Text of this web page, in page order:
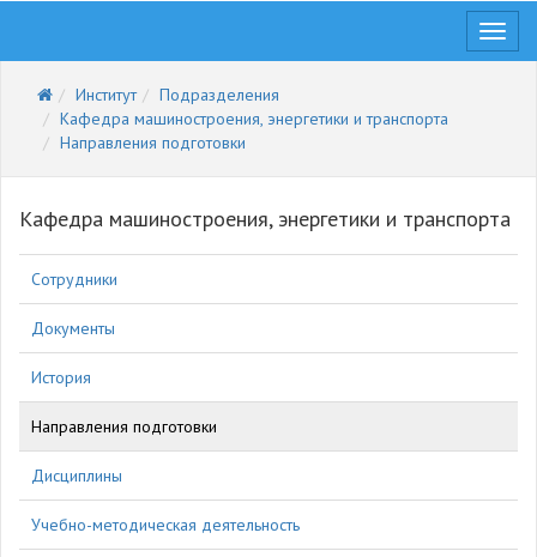
Институт
Подразделения
Кафедра машиностроения, энергетики и транспорта
Направления подготовки
Кафедра машиностроения, энергетики и транспорта
Сотрудники
Документы
История
Направления подготовки
Дисциплины
Учебно-методическая деятельность